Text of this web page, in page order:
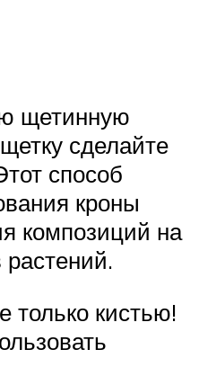
щетинную
сделайте
способ
кроны
композиций на
растений.
только кистью!